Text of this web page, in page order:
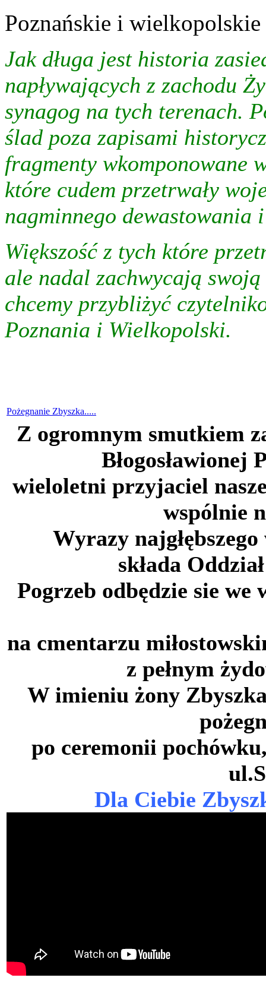
Poznańskie i
Jak długa jest historia
napływających z zachodu
synagog na tych terenach.
ślad poza zapisami
fragmenty wkomponowane
które cudem przetrwały
nagminnego dewastowania
Większość z tych które
ale nadal zachwycają
chcemy przybliżyć
Poznania i Wielkopolski.
Pożegnanie Zbyszka.....
Z ogromnym smutkiem
Błogosławionej
wieloletni przyjaciel
wspólnie
Wyrazy
składa
Pogrzeb odbędzie sie
na cmentarzu
z pełnym
W imieniu żony
po ceremonii
Dla Ciebie